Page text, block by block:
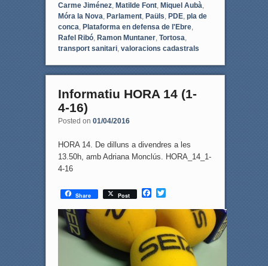
Carme Jiménez, Matilde Font, Miquel Aubà,
Móra la Nova, Parlament, Paüls, PDE, pla de
conca, Plataforma en defensa de l'Ebre,
Rafel Ribó, Ramon Muntaner, Tortosa,
transport sanitari, valoracions cadastrals
Informatiu HORA 14 (1-
4-16)
Posted on 01/04/2016
HORA 14. De dilluns a divendres a les
13.50h, amb Adriana Monclús. HORA_14_1-
4-16
Share Post
F
c
e
b
o
o
k
T
i
t
t
e
r